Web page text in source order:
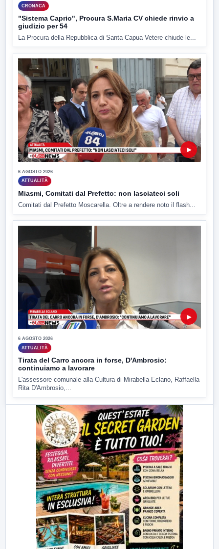
CRONACA
"Sistema Caprio", Procura S.Maria CV chiede rinvio a
giudizio per 54
La Procura della Repubblica di Santa Capua Vetere chiude le...
▶
6 AGOSTO 2026
ATTUALITÀ
Miasmi, Comitati dal Prefetto: non lasciateci soli
Comitati dal Prefetto Moscarella. Oltre a rendere noto il flash...
▶
6 AGOSTO 2026
ATTUALITÀ
Tirata del Carro ancora in forse, D'Ambrosio:
continuiamo a lavorare
L'assessore comunale alla Cultura di Mirabella Eclano, Raffaella
Rita D'Ambrosio,...